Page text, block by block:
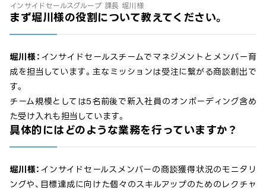
インサイドセールスグループ 課長 堀川様
まず堀川様の役割について教えてください。
堀川様： インサイドセールスチームでマネジメントとメンバー育
成を担当しています。主なミッションは受注に繋がる商談創出で
す。
チーム規模としては5名前後で新入社員のオンボーディング含め
た受け入れも担当しています。
具体的にはどのような業務を行っていますか？
堀川様： インサイドセールスメンバーの商談獲得状況のモニタリ
ングや、目標達成に向けた個々のスキルアップのためのレクチャ